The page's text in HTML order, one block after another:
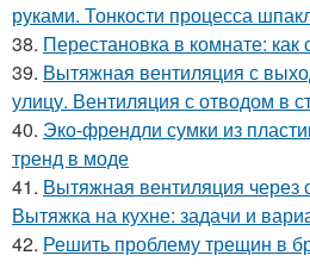
руками. Тонкости процесса
38. Перестановка в комнате: как
39. Вытяжная вентиляция с
улицу. Вентиляция с отводом в
40. Эко-френдли сумки из
тренд в моде
41. Вытяжная вентиляция через
Вытяжка на кухне: задачи и
42. Решить проблему трещин в